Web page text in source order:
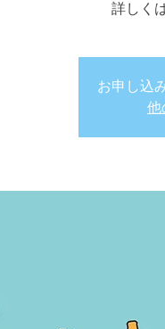
詳しく
お申し込
他